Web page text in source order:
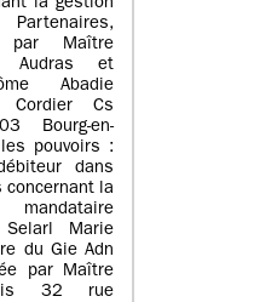
la gestion
par Maître
Audras et
Abadie
Cs
Bourg-en-
pouvoirs :
dans
la
Marie
du Gie Adn
par Maître
32 rue